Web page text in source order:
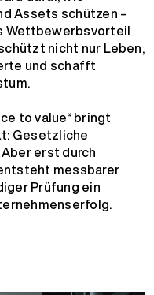
Assets schützen –
Wettbewerbsvorteil
nicht nur Leben,
und schafft
to value“ bringt
Gesetzliche
erst durch
messbarer
Prüfung ein